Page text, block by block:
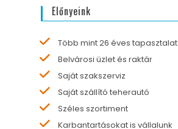
Előnyeink
Több mint 26 éves tapasztalat
Belvárosi üzlet és raktár
Saját szakszerviz
Saját szállító teherautó
Széles szortiment
Karbantartásokat is vállalunk